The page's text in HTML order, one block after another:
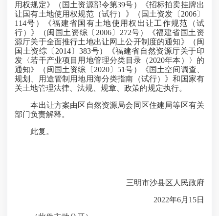
用权规定》（国土资源部令第39号）《招标拍卖挂牌出
让国有土地使用权规范（试行）》（国土资发〔2006〕
114号）《福建省国有土地使用权出让工作规范（试
行）》（闽国土资综〔2006〕272号）《福建省国土资
源厅关于全面推行土地出让网上公开制度的通知》（闽
国土资综〔2014〕383号）《福建省自然资源厅关于印
发〈若干产业项目用地管理分类目录（2020年本）〉的
通知》（闽国土资综〔2020〕51号）《国土空间调查、
规划、用途管制用地用海分类指南（试行）》和国家有
关土地管理法律、法规、规章、政策的规定执行。
本出让方案由区自然资源局会同区住建局等区有关
部门负责解释。
此复。
三明市沙县区人民政府
2022年6月15日